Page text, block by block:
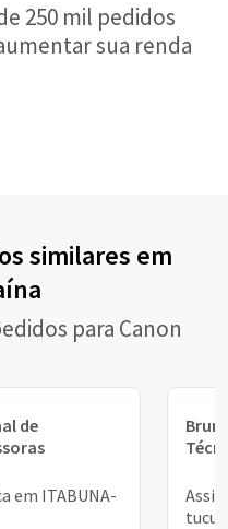
250 mil pedidos
sua renda
similares em
para Canon
de
em ITABUNA-